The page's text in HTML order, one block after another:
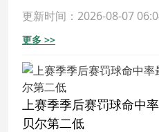
更新时间：2026-08-07
更多 >>
上赛季季后赛罚球命中
贝尔第二低